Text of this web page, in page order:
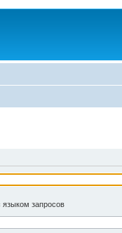
языком запросов